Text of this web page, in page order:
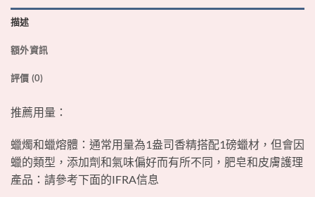
描述
額外資訊
評價 (0)
推薦用量：
蠟燭和蠟熔體：通常用量為1盎司香精搭配1磅蠟材，但會因
蠟的類型，添加劑和氣味偏好而有所不同，肥皂和皮膚護理
產品：請參考下面的IFRA信息